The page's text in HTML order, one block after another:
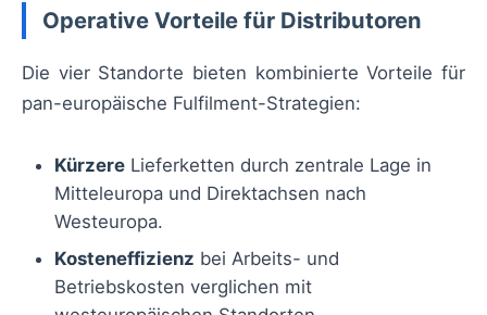
Operative Vorteile für Distributoren
Die vier Standorte bieten kombinierte Vorteile für
pan-europäische Fulfilment-Strategien:
Kürzere Lieferketten durch zentrale Lage in
Mitteleuropa und Direktachsen nach
Westeuropa.
Kosteneffizienz bei Arbeits- und
Betriebskosten verglichen mit